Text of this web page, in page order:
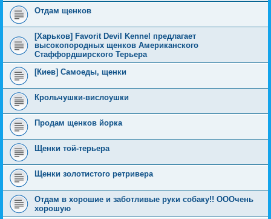
Отдам щенков
[Харьков] Favorit Devil Kennel предлагает
высокопородных щенков Американского
Стаффордширского Терьера
[Киев] Самоеды, щенки
Крольчушки-вислоушки
Продам щенков йорка
Щенки той-терьера
Щенки золотистого ретривера
Отдам в хорошие и заботливые руки собаку!! ОООчень
хорошую